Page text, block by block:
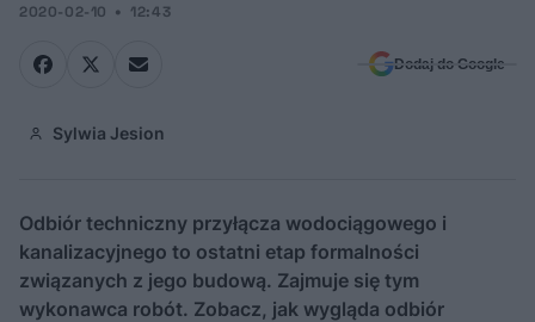
2020-02-10 12:43
Dodaj do Google
Sylwia Jesion
Odbiór techniczny przyłącza wodociągowego i
kanalizacyjnego to ostatni etap formalności
związanych z jego budową. Zajmuje się tym
wykonawca robót. Zobacz, jak wygląda odbiór